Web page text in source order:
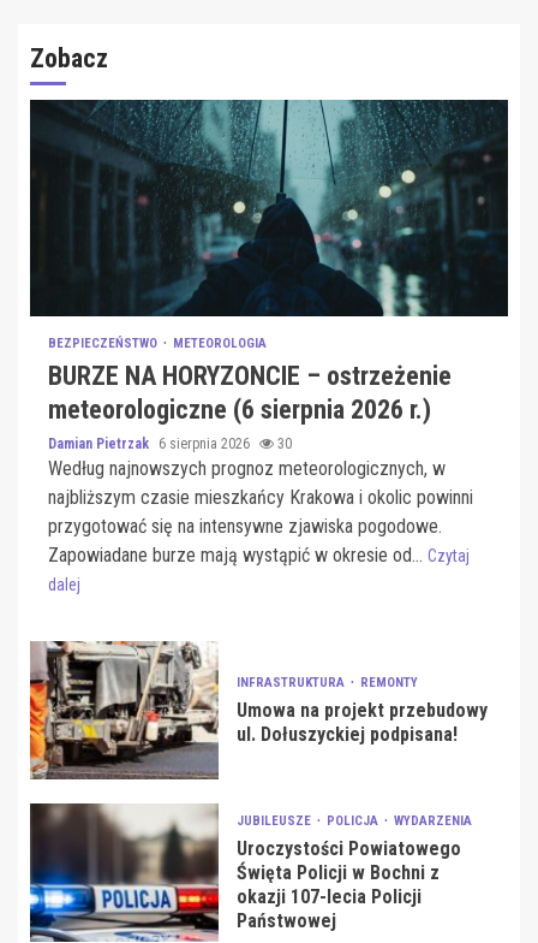
Zobacz
BEZPIECZEŃSTWO METEOROLOGIA
BURZE NA HORYZONCIE – ostrzeżenie
meteorologiczne (6 sierpnia 2026 r.)
Damian Pietrzak 6 sierpnia 2026 30
Według najnowszych prognoz meteorologicznych, w
najbliższym czasie mieszkańcy Krakowa i okolic powinni
przygotować się na intensywne zjawiska pogodowe.
Zapowiadane burze mają wystąpić w okresie od... Czytaj
dalej
INFRASTRUKTURA REMONTY
Umowa na projekt przebudowy
ul. Dołuszyckiej podpisana!
JUBILEUSZE POLICJA WYDARZENIA
Uroczystości Powiatowego
Święta Policji w Bochni z
okazji 107-lecia Policji
Państwowej